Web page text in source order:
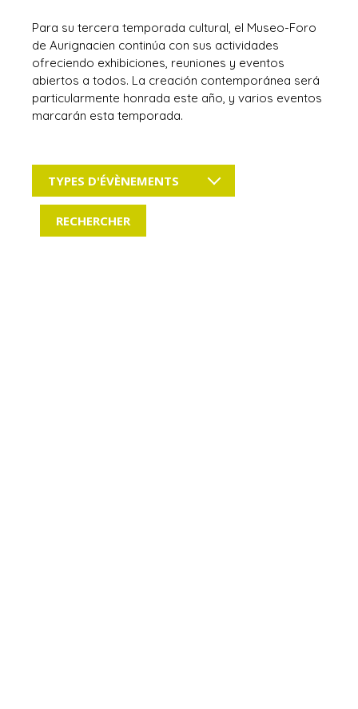
Para su tercera temporada cultural, el Museo-Foro
de Aurignacien continúa con sus actividades
ofreciendo exhibiciones, reuniones y eventos
abiertos a todos. La creación contemporánea será
particularmente honrada este año, y varios eventos
marcarán esta temporada.
TYPES D'ÉVÈNEMENTS